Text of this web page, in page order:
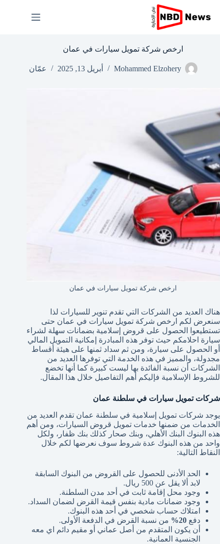
إلى
المحتوى
ارخص شركة تمويل سيارات في عمان
Mohammed Elzohery أبريل 13, 2025 عمّان
ارخص شركة تمويل سيارات في عمان
هناك العديد من الشركات التي تقدم تنوير للسيارات لذا
سنعرض لكم ارخص شركة تمويل سيارات في عمان حتى
تستطيعوا الحصول على قروض إسلامية بضمانات سهلة لشراء
سيارة احلامكم حيث توفر هذه المبادرة إمكانية التمويل المالي
أو الحصول على سيارة، ومن ثم سداد ثمنها على هيئة أقساط
مجدولة، والمميز في هذه الخدمة التي توفرها العديد من
الشركات أن نسبة الفائدة بها ليست كبيرة كما أنها تخضع
للشروط الإسلامية فإليكم أهم التفاصيل خلال هذا المقال.
شركات تمويل سيارات في سلطنة عمان
يوجد شركات تمويل إسلامية في سلطنة عمان تقدم العديد من
الخدمات من ضمنها خدمات تمويل قروض السيارات، ومن أهم
هذه البنوك البنك الأهلي، وبنك صحار كذلك بنك ظفار، ولكل
واحد من هذه البنوك عدة شروط سوف نعرضها لكم خلال
النقاط التالية:
الحد الأدنى للحصول على القروض من البنوك السابقة
لابد ألا يقل عن 500
ريال.
وجود محل إقامة ثابت في أحد مدن السلطنة.
وجود ضمانات مادية بنفس قيمة القرض لضمان السداد.
امتلاك حساب شخصي في أحد هذه البنوك.
دفع 20%
من نسبة القرض في الدفعة الأولى.
أن يكون المتقدم من أصل عماني أو مقيم دائم اي معه
الجنسية العمانية.